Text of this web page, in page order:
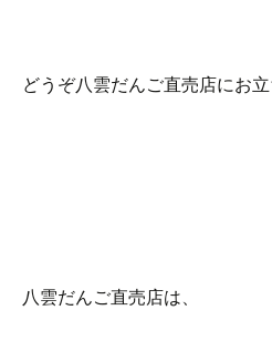
どうぞ八雲だんご直売店にお
八雲だんご直売店は、